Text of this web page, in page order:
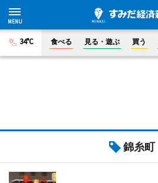
34°C 食べる 見る・遊ぶ 買う
錦糸町